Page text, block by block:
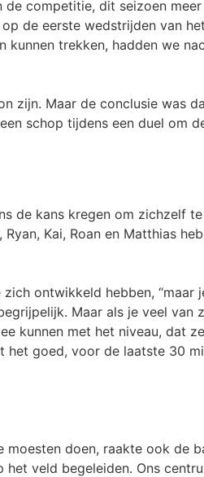
de competitie, dit seizoen
de eerste wedstrijden van
trekken, hadden we
zijn. Maar de conclusie was
schop tijdens een duel om
de kans kregen om zichzelf te
Kai, Roan en Matthias
ontwikkeld hebben, “maar
Maar als je veel van
kunnen met het niveau, dat
het goed, voor de laatste 30
doen, raakte ook de
veld begeleiden. Ons